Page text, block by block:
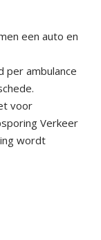
een auto en
per ambulance
voor
Verkeer
wordt